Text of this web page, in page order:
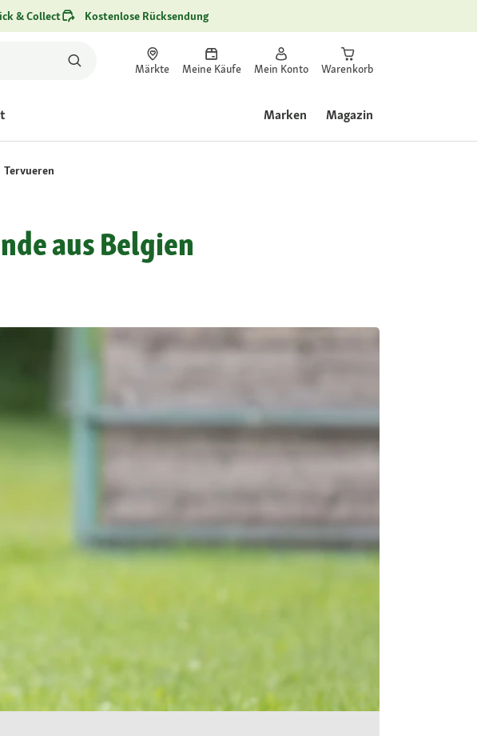
& Collect Kostenlose Rücksendung
Märkte Meine Käufe Mein Konto Warenkorb
Marken Magazin
Tervueren
aus Belgien